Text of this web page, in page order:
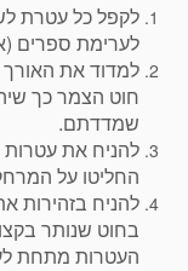
לקפל כל עטרת
לערימת ספרים
למדוד את
חוט הצמר כך
שמדדתם.
להניח את עטרות
החליטו על
להניח בזהירות
בחוט שנותר
העטרות מתחת